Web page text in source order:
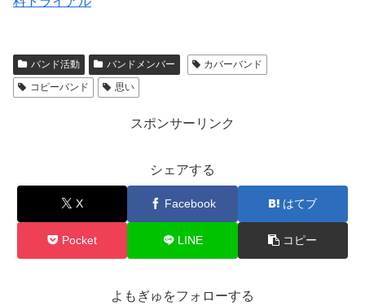
バンド活動 バンドメンバー
カバーバンド
コピーバンド
思い
スポンサーリンク
シェアする
X Facebook はてブ
Pocket LINE コピー
よもぎゅをフォローする